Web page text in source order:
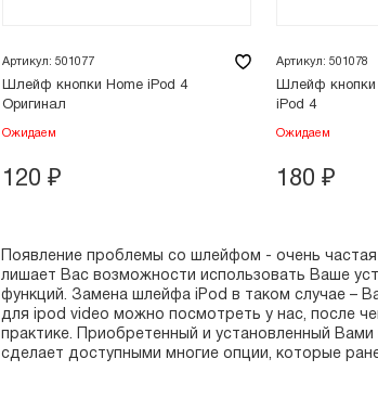
Артикул: 501077
Шлейф кнопки Home iPod 4
Оригинал
Ожидаем
120 ₽
Артикул: 501078
Шлейф кнопки
iPod 4
Ожидаем
180 ₽
Появление проблемы со шлейфом - очень
лишает Вас возможности использовать Ваше
функций. Замена шлейфа iPod в таком случае –
для ipod video можно посмотреть у нас, после
практике. Приобретенный и установленный
сделает доступными многие опции, которые